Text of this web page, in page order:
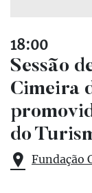
18:00
Sessão
Cimeira
do
Fundação